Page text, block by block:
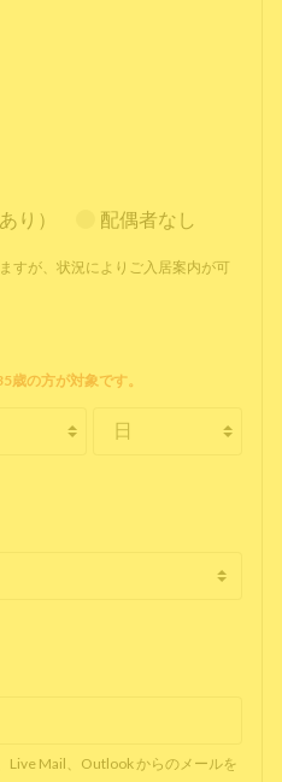
り） 配偶者なし
すが、状況によりご入居案内が可
歳の方が対象です。
Mail、Outlook からのメールを